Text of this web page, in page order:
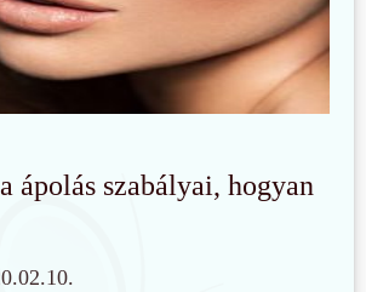
ápolás szabályai, hogyan